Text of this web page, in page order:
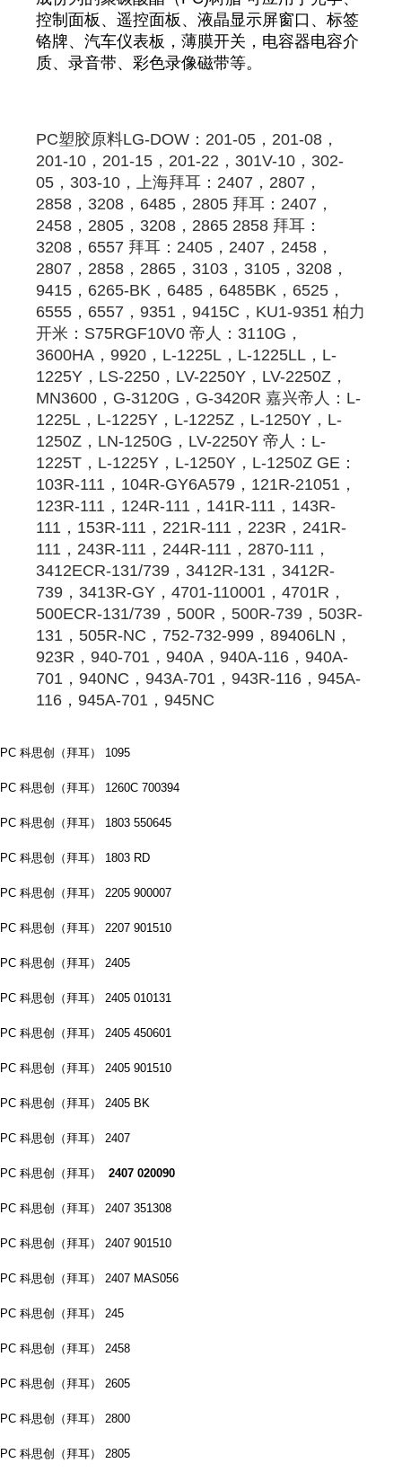
控制面板、遥控面板、液晶显示屏窗口、标签
铬牌、汽车仪表板，薄膜开关，电容器电容介
质、录音带、彩色录像磁带等。
PC塑胶原料LG-DOW：201-05，201-08，
201-10，201-15，201-22，301V-10，302-
05，303-10， 上海拜耳 ：2407，2807，
2858，3208，6485， 2805 拜耳 ：2407，
2458， 2805 ，3208，2865 2858 拜耳 ：
3208，6557 拜耳 ：2405，2407，2458，
2807，2858，2865，3103，3105，3208，
9415，6265-BK，6485，6485BK，6525，
6555，6557，9351，9415C，KU1-9351 柏力
开米：S75RGF10V0 帝人：3110G，
3600HA，9920，L-1225L，L-1225LL，L-
1225Y，LS-2250，LV-2250Y，LV-2250Z，
MN3600，G-3120G，G-3420R 嘉兴帝人：L-
1225L，L-1225Y，L-1225Z，L-1250Y，L-
1250Z，LN-1250G，LV-2250Y 帝人：L-
1225T，L-1225Y，L-1250Y，L-1250Z GE：
103R-111，104R-GY6A579，121R-21051，
123R-111，124R-111，141R-111，143R-
111，153R-111，221R-111，223R，241R-
111，243R-111，244R-111，2870-111，
3412ECR-131/739，3412R-131，3412R-
739，3413R-GY，4701-110001，4701R，
500ECR-131/739，500R，500R-739，503R-
131，505R-NC，752-732-999，89406LN，
923R，940-701，940A，940A-116，940A-
701，940NC，943A-701，943R-116，945A-
116，945A-701，945NC
PC 科思创（拜耳） 1095
PC 科思创（拜耳） 1260C 700394
PC 科思创（拜耳） 1803 550645
PC 科思创（拜耳） 1803 RD
PC 科思创（拜耳） 2205 900007
PC 科思创（拜耳） 2207 901510
PC 科思创（拜耳） 2405
PC 科思创（拜耳） 2405 010131
PC 科思创（拜耳） 2405 450601
PC 科思创（拜耳） 2405 901510
PC 科思创（拜耳） 2405 BK
PC 科思创（拜耳） 2407
PC 科思创（拜耳） 2407 020090
PC 科思创（拜耳） 2407 351308
PC 科思创（拜耳） 2407 901510
PC 科思创（拜耳） 2407 MAS056
PC 科思创（拜耳） 245
PC 科思创（拜耳） 2458
PC 科思创（拜耳） 2605
PC 科思创（拜耳） 2800
PC 科思创（拜耳） 2805